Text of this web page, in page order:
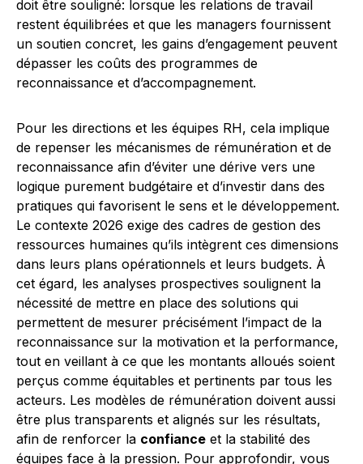
doit être souligné: lorsque les relations de travail
restent équilibrées et que les managers fournissent
un soutien concret, les gains d’engagement peuvent
dépasser les coûts des programmes de
reconnaissance et d’accompagnement.
Pour les directions et les équipes RH, cela implique
de repenser les mécanismes de rémunération et de
reconnaissance afin d’éviter une dérive vers une
logique purement budgétaire et d’investir dans des
pratiques qui favorisent le sens et le développement.
Le contexte 2026 exige des cadres de gestion des
ressources humaines qu’ils intègrent ces dimensions
dans leurs plans opérationnels et leurs budgets. À
cet égard, les analyses prospectives soulignent la
nécessité de mettre en place des solutions qui
permettent de mesurer précisément l’impact de la
reconnaissance sur la motivation et la performance,
tout en veillant à ce que les montants alloués soient
perçus comme équitables et pertinents par tous les
acteurs. Les modèles de rémunération doivent aussi
être plus transparents et alignés sur les résultats,
afin de renforcer la confiance et la stabilité des
équipes face à la pression. Pour approfondir, vous